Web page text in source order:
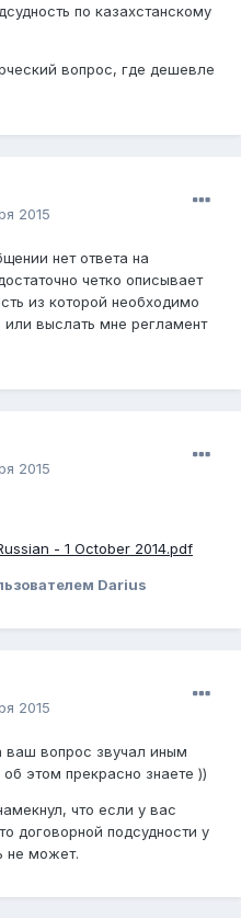
по казахстанскому
вопрос, где дешевле
2015
нет ответа на
четко описывает
из которой необходимо
выслать мне регламент
2015
- 1 October 2014.pdf
Darius
2015
ваш вопрос звучал иным
этом прекрасно знаете ))
что если у вас
договорной подсудности у
не может.